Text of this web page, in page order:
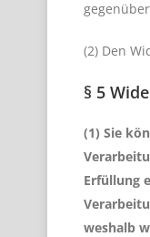
(2) Den
§ 5
(1) Sie
Erfüllung
weshalb